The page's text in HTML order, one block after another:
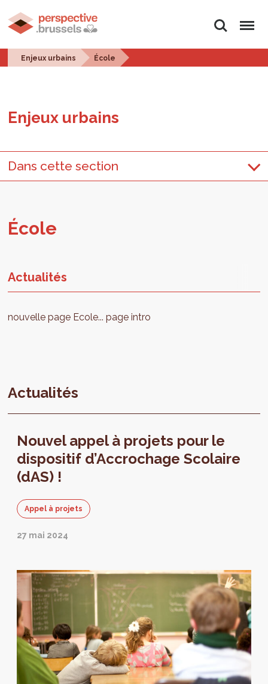
Rechercher
Menu
Enjeux urbains École
Enjeux urbains
Dans cette section
École
Actualités
nouvelle page Ecole... page intro
Actualités
Nouvel appel à projets pour le
dispositif d’Accrochage Scolaire
(dAS) !
Appel à projets
27 mai 2024